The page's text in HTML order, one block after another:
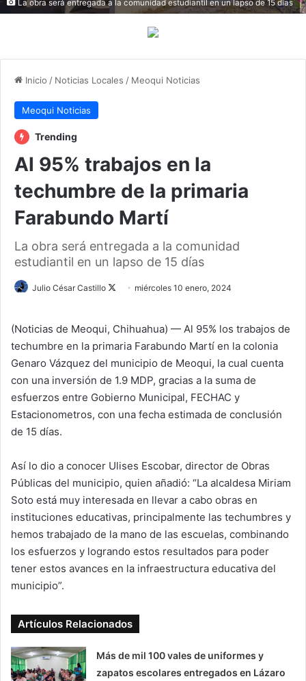
La obra será entregada a la comunidad estudiantil en un lapso de 15 días
Inicio / Noticias Locales / Meoqui Noticias
Meoqui Noticias
Trending
Al 95% trabajos en la
techumbre de la primaria
Farabundo Martí
La obra será entregada a la comunidad
estudiantil en un lapso de 15 días
Julio César Castillo
o
w
o
n
X
miércoles 10 enero, 2024
(Noticias de Meoqui, Chihuahua) — Al 95% los trabajos de
techumbre en la primaria Farabundo Martí en la colonia
Genaro Vázquez del municipio de Meoqui, la cual cuenta
con una inversión de 1.9 MDP, gracias a la suma de
esfuerzos entre Gobierno Municipal, FECHAC y
Estacionometros, con una fecha estimada de conclusión
de 15 días.
Así lo dio a conocer Ulises Escobar, director de Obras
Públicas del municipio, quien añadió: “La alcaldesa Miriam
Soto está muy interesada en llevar a cabo obras en
instituciones educativas, principalmente las techumbres y
hemos trabajado de la mano de las escuelas, combinando
los esfuerzos y logrando estos resultados para poder
tener estos avances en la infraestructura educativa del
municipio”.
Artículos Relacionados
Más de mil 100 vales de uniformes y
zapatos escolares entregados en Lázaro